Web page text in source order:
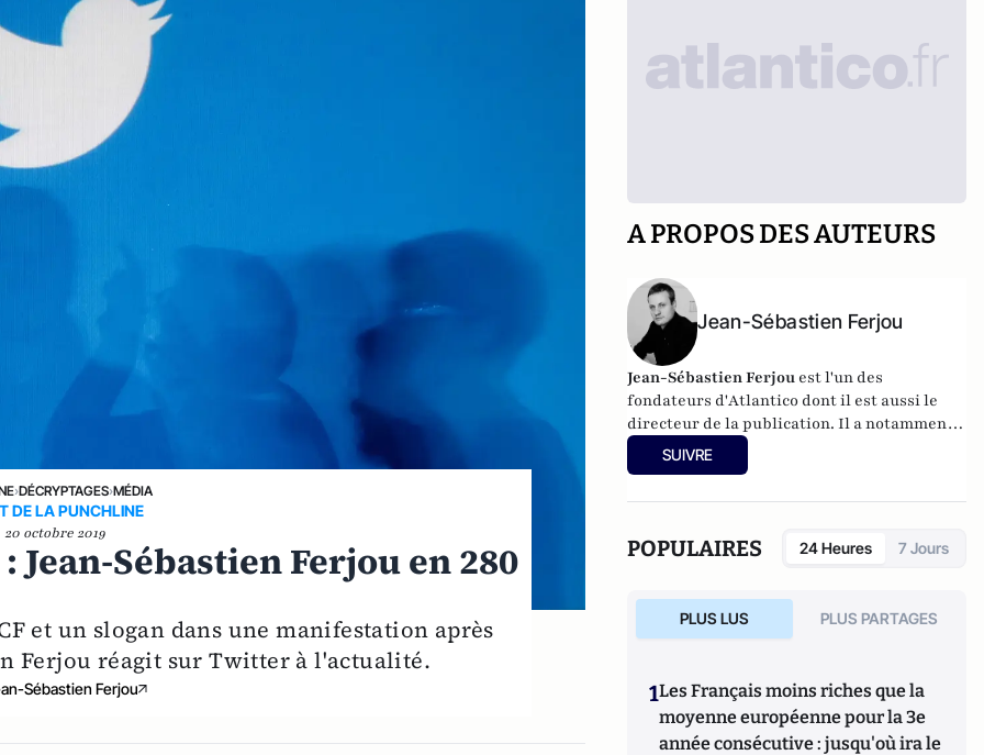
›DÉCRYPTAGES›MÉDIA
DE LA PUNCHLINE
20 octobre 2019
Jean-Sébastien Ferjou en 280
et un slogan dans une manifestation après
Ferjou réagit sur Twitter à l'actualité.
Sébastien Ferjou
A PROPOS DES AUTEURS
Jean-Sébastien Ferjou
Jean-Sébastien Ferjou est l'un des
fondateurs d'Atlantico dont il est aussi le
directeur de la publication. Il a notamment
travaillé à LCI, pour TF1 et fait de la
production télévisuelle.
SUIVRE
POPULAIRES 24 Heures 7 Jours
PLUS LUS PLUS PARTAGES
1Les Français moins riches que la
moyenne européenne pour la 3e
année consécutive : jusqu'où ira le